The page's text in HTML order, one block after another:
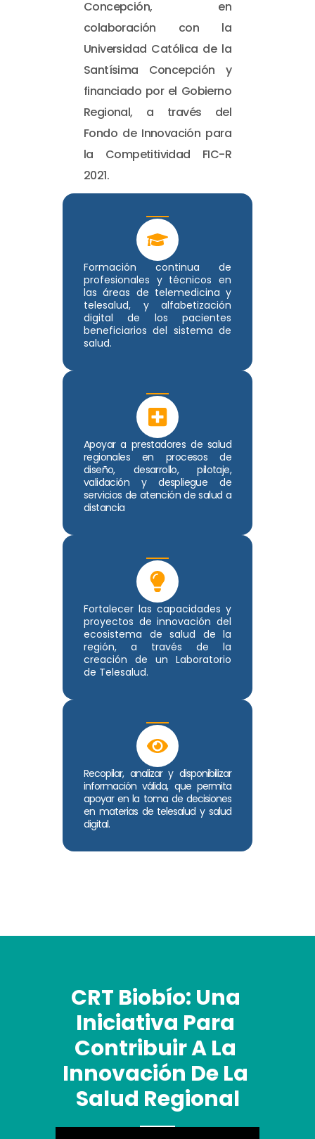
Formación continua de
profesionales y técnicos en
las áreas de telemedicina y
telesalud, y alfabetización
digital de los pacientes
beneficiarios del sistema de
salud.
Apoyar a prestadores de salud
regionales en procesos de
diseño, desarrollo, pilotaje,
validación y despliegue de
servicios de atención de salud a
distancia
Fortalecer las capacidades y
proyectos de innovación del
ecosistema de salud de la
región, a través de la
creación de un Laboratorio
de Telesalud.
Recopilar, analizar y disponibilizar
información válida, que permita
apoyar en la toma de decisiones
en materias de telesalud y salud
digital.
Concepción, en
colaboración con la
Universidad Católica de la
Santísima Concepción y
financiado por el Gobierno
Regional, a través del
Fondo de Innovación para
la Competitividad FIC-R
2021.
CRT Biobío: Una
Iniciativa Para
Contribuir A La
Innovación De La
Salud Regional